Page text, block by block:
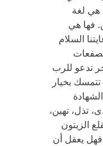
هي لغة
فها هي
السلام
تدعو للرب
بخيار
تذل، تهين،
الزيتون
يعقل أن